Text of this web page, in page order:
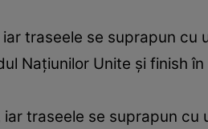
traseele se suprapun cu
Națiunilor Unite și finish în
traseele se suprapun cu